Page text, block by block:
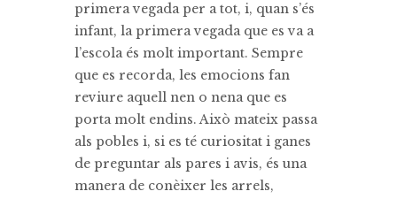
primera vegada per a tot, i, quan s’és
infant, la primera vegada que es va a
l’escola és molt important. Sempre
que es recorda, les emocions fan
reviure aquell nen o nena que es
porta molt endins. Això mateix passa
als pobles i, si es té curiositat i ganes
de preguntar als pares i avis, és una
manera de conèixer les arrels,